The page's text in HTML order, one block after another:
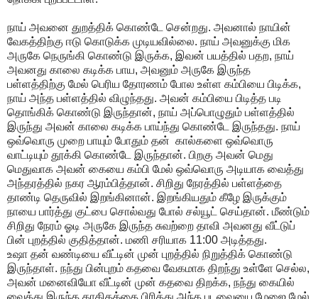
நாய் அவனை துறத்திக் கொண்டே சென்றது. அவனால் நாயின்
வேகத்திற்கு ஈடு கொடுக்க முடியவில்லை. நாய் அவனுக்கு மிக
அருகே நெருங்கி கொண்டு இருக்க, இவன் பயத்தில் பதற, நாய்
அவனது காலை கடிக்க பாய, அவனும் அருகே இருந்த
பள்ளத்திற்கு மேல் பெரிய தோரணம் போல உள்ள கம்பியை பிடிக்க,
நாய் அந்த பள்ளத்தில் விழுந்தது. அவன் கம்பியை பிடித்த படி
தொங்கிக் கொண்டு இருந்தான், நாய் அப்பொழுதும் பள்ளத்தில்
இருந்து அவன் காலை கடிக்க பாய்ந்து கொண்டே இருந்தது. நாய்
ஒவ்வொரு முறை பாயும் போதும் தன் கால்களை ஒவ்வொரு
வாட்டியும் தூக்கி கொண்டே இருந்தான். பிறகு அவன் மெது
மெதுவாக அவன் கையை கம்பி மேல் ஒவ்வொரு அடியாக வைத்து
அந்தரத்தில் நகர ஆரம்பித்தான். சிறிது நேரத்தில் பள்ளத்தை
தாண்டி தெருவில் இறங்கினான். இறங்கியதும் கீழே இருக்கும்
நாயை பார்த்து குட்பை சொல்வது போல் சல்யூட் செய்தான். மீண்டும்
சிறிது நேரம் ஓடி அருகே இருந்த சுவற்றை தாவி அவனது வீட்டுப்
பின் புறத்தில் குதித்தான். மணி சரியாக 11:00 அடித்தது.
உஷா தன் வண்டியை வீட்டின் முன் புறத்தில் நிறுத்திக் கொண்டு
இருந்தாள். நந்து பின்புறம் கதவை வேகமாக திறந்து உள்ளே செல்ல,
அவன் மனைவியோ வீட்டின் முன் கதவை திறக்க, நந்து கையில்
வைத்து இருந்த காகிதத்தை பிரித்து அந்த புடவையை மேஜை மேல்